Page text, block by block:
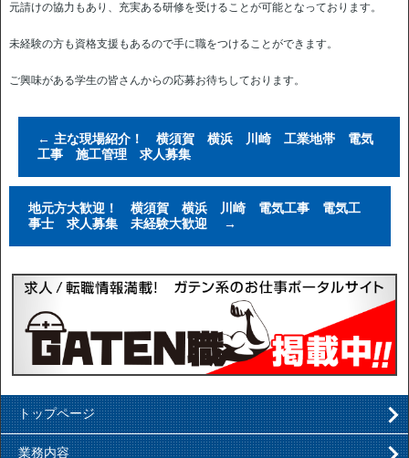
元請けの協力もあり、充実ある研修を受けることが可能となっております。
未経験の方も資格支援もあるので手に職をつけることができます。
ご興味がある学生の皆さんからの応募お待ちしております。
← 主な現場紹介！ 横須賀 横浜 川崎 工業地帯 電気
工事 施工管理 求人募集
地元方大歓迎！ 横須賀 横浜 川崎 電気工事 電気工
事士 求人募集 未経験大歓迎
→
トップページ
業務内容